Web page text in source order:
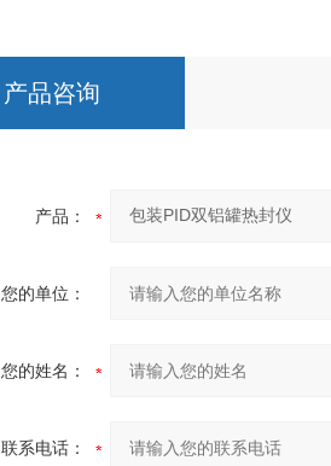
产品咨询
产品：
您的单位：
您的姓名：
联系电话：